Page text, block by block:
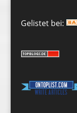
Gelistet bei: